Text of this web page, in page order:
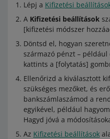
Lépj a Kifizetési
A Kifizetési beállítások
[kifizetési módszer
Döntsd el, hogyan
származó pénzt – például
kattints a [folytatás]
Ellenőrizd a kiválasztott
szükséges mezőket, és
bankszámlaszámod a
egyikével, például
Hagyd jóvá a
Az Kifizetési beállítások